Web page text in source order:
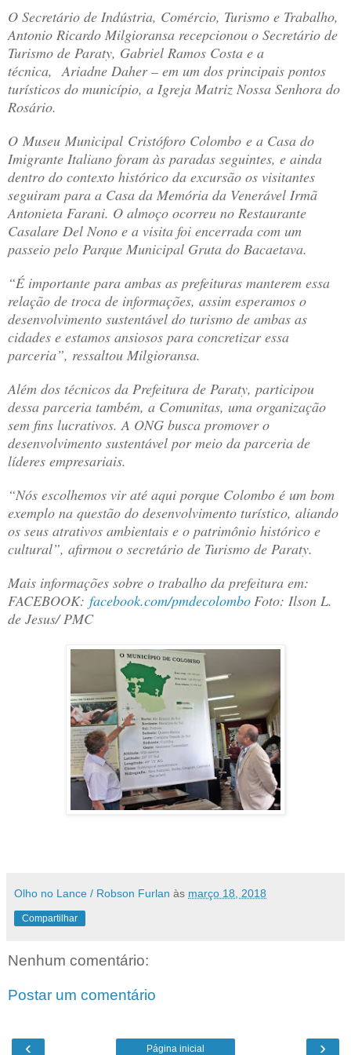
O Secretário de Indústria, Comércio, Turismo e Trabalho,
Antonio Ricardo Milgioransa recepcionou o Secretário de
Turismo de Paraty, Gabriel Ramos Costa e a
técnica, Ariadne Daher – em um dos principais pontos
turísticos do município, a Igreja Matriz Nossa Senhora do
Rosário.
O Museu Municipal Cristóforo Colombo e a Casa do
Imigrante Italiano foram às paradas seguintes, e ainda
dentro do contexto histórico da excursão os visitantes
seguiram para a Casa da Memória da Venerável Irmã
Antonieta Farani. O almoço ocorreu no Restaurante
Casalare Del Nono e a visita foi encerrada com um
passeio pelo Parque Municipal Gruta do Bacaetava.
“É importante para ambas as prefeituras manterem essa
relação de troca de informações, assim esperamos o
desenvolvimento sustentável do turismo de ambas as
cidades e estamos ansiosos para concretizar essa
parceria”, ressaltou Milgioransa.
Além dos técnicos da Prefeitura de Paraty, participou
dessa parceria também, a Comunitas, uma organização
sem fins lucrativos. A ONG busca promover o
desenvolvimento sustentável por meio da parceria de
líderes empresariais.
“Nós escolhemos vir até aqui porque Colombo é um bom
exemplo na questão do desenvolvimento turístico, aliando
os seus atrativos ambientais e o patrimônio histórico e
cultural”, afirmou o secretário de Turismo de Paraty.
Mais informações sobre o trabalho da prefeitura em:
FACEBOOK: facebook.com/pmdecolomboFoto: Ilson L.
de Jesus/ PMC
Olho no Lance / Robson Furlan às março 18, 2018
Compartilhar
Nenhum comentário:
Postar um comentário
‹ ›
Página inicial